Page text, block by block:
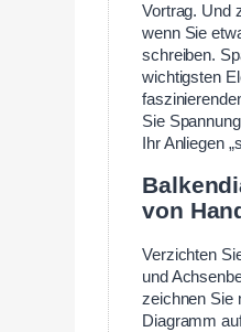
Vortrag. Und
wenn Sie
schreiben.
wichtigsten
Sie
Ihr Anliegen
von
Verzichten
und
zeichnen Sie
Diagramm